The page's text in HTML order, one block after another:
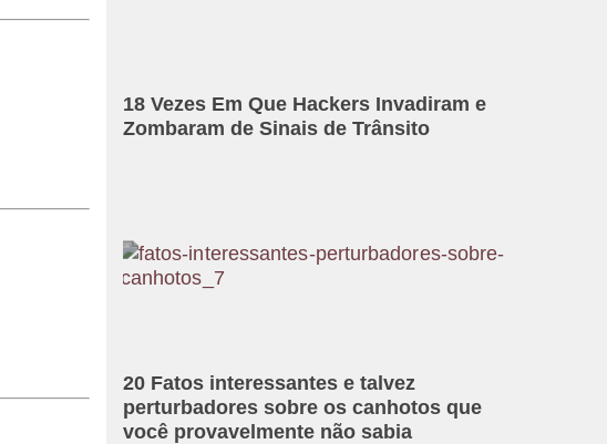
18 Vezes Em Que Hackers Invadiram e
Zombaram de Sinais de Trânsito
20 Fatos interessantes e talvez
perturbadores sobre os canhotos que
você provavelmente não sabia